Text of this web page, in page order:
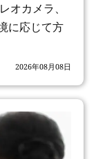
オカメラ、
に応じて方
2026年08月08日